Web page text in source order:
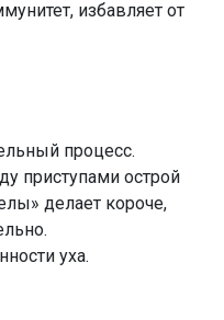
избавляет от
процесс.
приступами острой
делает короче,
уха.